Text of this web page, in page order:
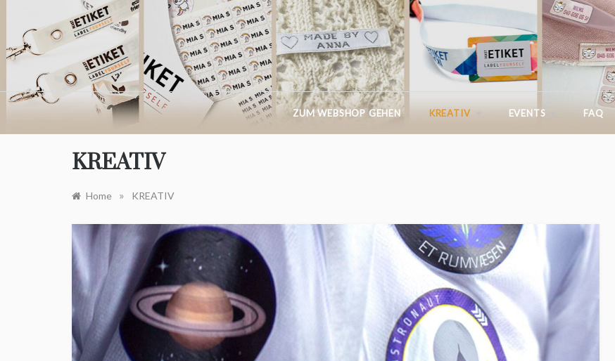
content
IKASTETIKETT.AT
ZUM WEBSHOP GEHEN KREATIV EVENTS FAQ
KREATIV
Home » KREATIV